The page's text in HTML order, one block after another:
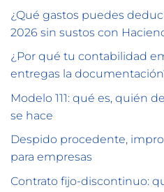
¿Qué gastos puedes
2026 sin sustos con
¿Por qué tu contabilidad
entregas la
Modelo 111: qué es, quién
se hace
Despido procedente,
para empresas
Contrato fijo-discontinuo: